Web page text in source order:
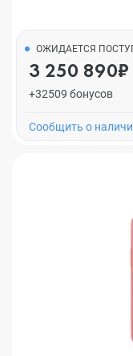
ОЖИДАЕТСЯ
3 250 890₽
+32509 бонусов
Cообщить о